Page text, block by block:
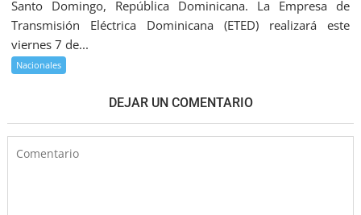
Santo Domingo, República Dominicana. La Empresa de
Transmisión Eléctrica Dominicana (ETED) realizará este
viernes 7 de...
Nacionales
DEJAR UN COMENTARIO